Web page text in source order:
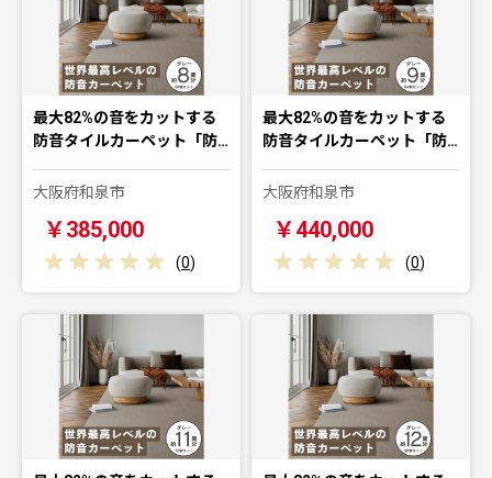
最大82%の音をカットする
防音タイルカーペット「防…
大阪府和泉市
￥385,000
(0)
最大82%の音をカットする
防音タイルカーペット「防…
大阪府和泉市
￥440,000
(0)